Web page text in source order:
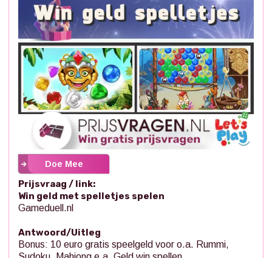
Doe Mee
Prijsvraag / link:
Win geld met spelletjes spelen
Gameduell.nl
Antwoord/Uitleg
Bonus: 10 euro gratis speelgeld voor o.a. Rummi,